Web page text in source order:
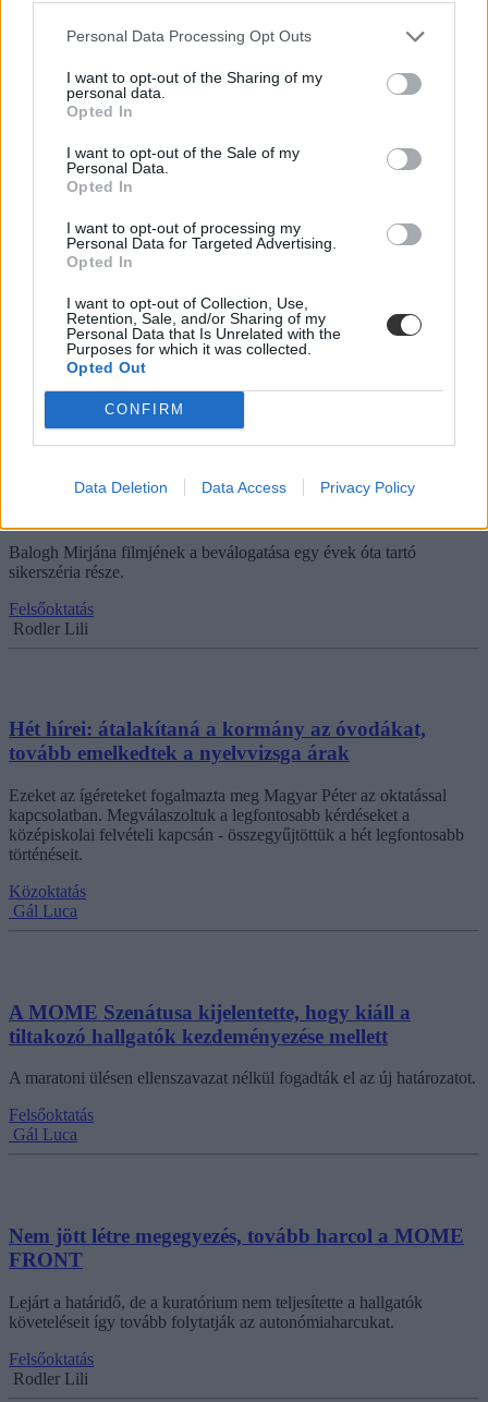
Personal Data Processing Opt Outs
I want to opt-out of the Sharing of my
personal data.
Opted In
I want to opt-out of the Sale of my
Personal Data.
Opted In
I want to opt-out of processing my
Personal Data for Targeted Advertising.
Opted In
I want to opt-out of Collection, Use,
Retention, Sale, and/or Sharing of my
Personal Data that Is Unrelated with the
Purposes for which it was collected.
Opted Out
CONFIRM
Data Deletion Data Access Privacy Policy
MOME ügyvivő rektorának
A szenátus 25 fő támogatása és 2 fő tartózkodása mellett választották
meg az új vezetőt.
Felsőoktatás
Gál Luca
A MOME nem akar az SZFE sorsára jutni
Az egyetem szenátusa egyeztetést kezdeményezett a MOME
Fronttal és az egyetemet fenntartó alapítvány kuratóriumával is.
Felsőoktatás
Díjat kapott egy MOMÉ-s diplomafilm a Berlini
Balogh Mirjána filmjének a beválogatása egy évek óta tartó
sikerszéria része.
Felsőoktatás
Rodler Lili
Hét hírei: átalakítaná a kormány az óvodákat,
tovább emelkedtek a nyelvvizsga árak
Ezeket az ígéreteket fogalmazta meg Magyar Péter az oktatással
kapcsolatban. Megválaszoltuk a legfontosabb kérdéseket a
középiskolai felvételi kapcsán - összegyűjtöttük a hét legfontosabb
történéseit.
Közoktatás
Gál Luca
A MOME Szenátusa kijelentette, hogy kiáll a
tiltakozó hallgatók kezdeményezése mellett
A maratoni ülésen ellenszavazat nélkül fogadták el az új határozatot.
Felsőoktatás
Gál Luca
Nem jött létre megegyezés, tovább harcol a MOME
FRONT
Lejárt a határidő, de a kuratórium nem teljesítette a hallgatók
követeléseit így tovább folytatják az autonómiaharcukat.
Felsőoktatás
Rodler Lili